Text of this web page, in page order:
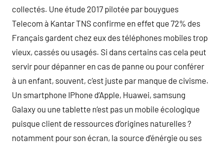
collectés. Une étude 2017 pilotée par bouygues
Telecom à Kantar TNS confirme en effet que 72% des
Français gardent chez eux des téléphones mobiles trop
vieux, cassés ou usagés. Si dans certains cas cela peut
servir pour dépanner en cas de panne ou pour conférer
à un enfant, souvent, c’est juste par manque de civisme.
Un smartphone IPhone d’Apple, Huawei, samsung
Galaxy ou une tablette n’est pas un mobile écologique
puisque client de ressources d’origines naturelles ?
notamment pour son écran, la source d’énérgie ou ses